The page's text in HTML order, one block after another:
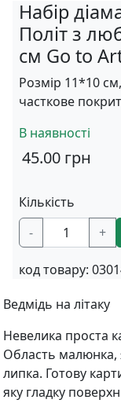
Набір
Політ з
см Go to
Розмір 11*10 см,
часткове
В наявності
45.00 грн
Кількість
-
+
код товару:
Ведмідь на літаку
Невелика проста
Область малюнка,
липка. Готову
яку гладку